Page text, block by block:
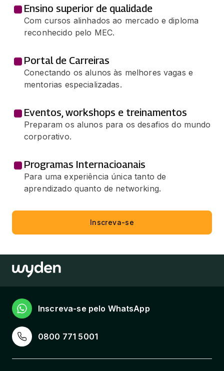
Ensino superior de qualidade
Com cursos alinhados ao mercado e diploma
reconhecido pelo MEC.
Portal de Carreiras
Conectando os alunos às melhores vagas e
mentorias especializadas.
Eventos, workshops e treinamentos
Preparam os alunos para os desafios do mundo
corporativo.
Programas Internacioanais
Para uma experiência única tanto de
aprendizado quanto de networking.
Inscreva-se
0800 771 5001
Inscreva-se pelo WhatsApp